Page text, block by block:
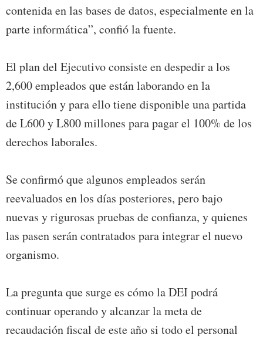
contenida en las bases de datos, especialmente en la
parte informática”, confió la fuente.
El plan del Ejecutivo consiste en despedir a los
2,600 empleados que están laborando en la
institución y para ello tiene disponible una partida
de L600 y L800 millones para pagar el 100% de los
derechos laborales.
Se confirmó que algunos empleados serán
reevaluados en los días posteriores, pero bajo
nuevas y rigurosas pruebas de confianza, y quienes
las pasen serán contratados para integrar el nuevo
organismo.
La pregunta que surge es cómo la DEI podrá
continuar operando y alcanzar la meta de
recaudación fiscal de este año si todo el personal